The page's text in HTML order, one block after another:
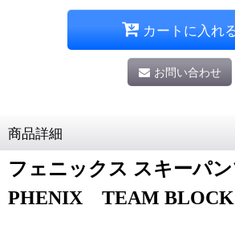
カートに入れ
お問い合わせ
商品詳細
フェニックス スキーパ
PHENIX TEAM BLOCK